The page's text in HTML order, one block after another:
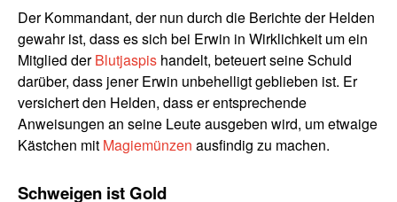
Der Kommandant, der nun durch die Berichte der Helden
gewahr ist, dass es sich bei Erwin in Wirklichkeit um ein
Mitglied derBlutjaspis handelt, beteuert seine Schuld
darüber, dass jener Erwin unbehelligt geblieben ist. Er
versichert den Helden, dass er entsprechende
Anweisungen an seine Leute ausgeben wird, um etwaige
Kästchen mit Magiemünzen ausfindig zu machen.
Schweigen ist Gold